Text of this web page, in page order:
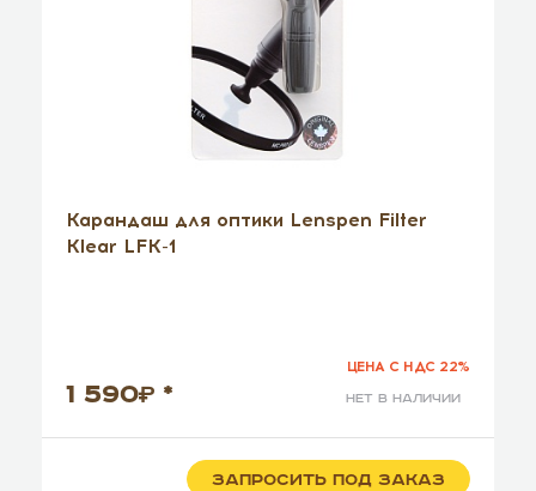
Карандаш для оптики Lenspen Filter
Klear LFK-1
1 590 * нет в наличии
ЦЕНА С НДС 22%
ЗАПРОСИТЬ ПОД ЗАКАЗ